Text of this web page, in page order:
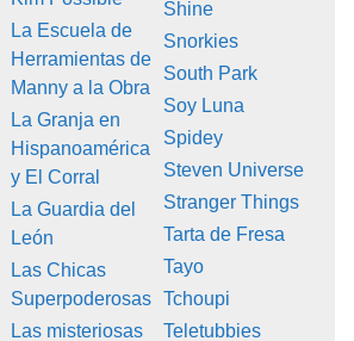
La Escuela de
Herramientas de
Manny a la Obra
La Granja en
Hispanoamérica
y El Corral
La Guardia del
León
Las Chicas
Superpoderosas
Las misteriosas
Shine
Snorkies
South Park
Soy Luna
Spidey
Steven Universe
Stranger Things
Tarta de Fresa
Tayo
Tchoupi
Teletubbies